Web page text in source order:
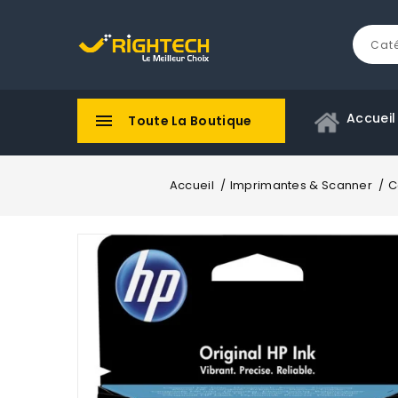
 Toute La Boutique Accueil
Accueil Imprimantes & Scanner